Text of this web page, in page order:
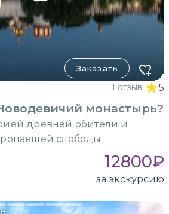
Заказать
1 отзыв 5
монастырь?
древней обители и
слободы
12800₽
за экскурсию